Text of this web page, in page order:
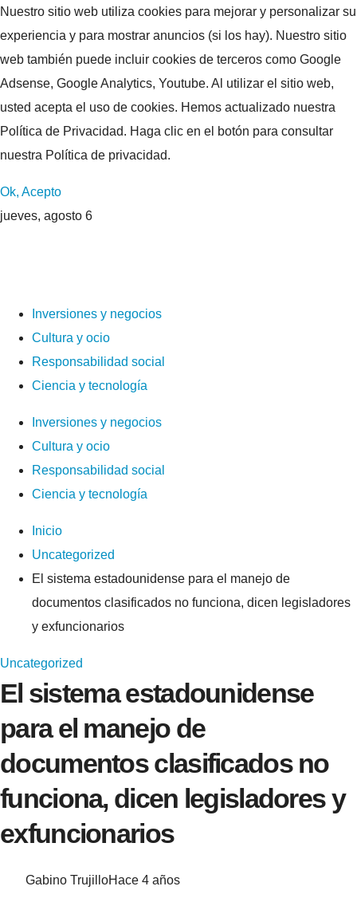
Nuestro sitio web utiliza cookies para mejorar y personalizar su
experiencia y para mostrar anuncios (si los hay). Nuestro sitio
web también puede incluir cookies de terceros como Google
Adsense, Google Analytics, Youtube. Al utilizar el sitio web,
usted acepta el uso de cookies. Hemos actualizado nuestra
Política de Privacidad. Haga clic en el botón para consultar
nuestra Política de privacidad.
Ok, Acepto
jueves, agosto 6
Inversiones y negocios
Cultura y ocio
Responsabilidad social
Ciencia y tecnología
Inversiones y negocios
Cultura y ocio
Responsabilidad social
Ciencia y tecnología
Inicio
Uncategorized
El sistema estadounidense para el manejo de
documentos clasificados no funciona, dicen legisladores
y exfuncionarios
Uncategorized
El sistema estadounidense
para el manejo de
documentos clasificados no
funciona, dicen legisladores y
exfuncionarios
Gabino TrujilloHace 4 años